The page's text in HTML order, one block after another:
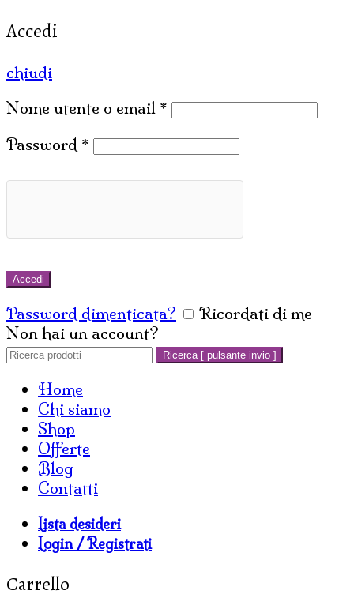
Accedi
chiudi
Nome utente o email *
Password *
Accedi
Password dimenticata?
Ricordati di me
Non hai un account?
Cerca:
Ricerca [ pulsante invio ]
Home
Chi siamo
Shop
Offerte
Blog
Contatti
Lista desideri
Login / Registrati
Carrello